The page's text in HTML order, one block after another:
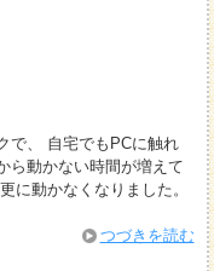
で、 自宅でもPCに触れ
ら動かない時間が増えて
に動かなくなりました。
つづきを読む